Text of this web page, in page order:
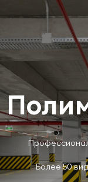
Более 50